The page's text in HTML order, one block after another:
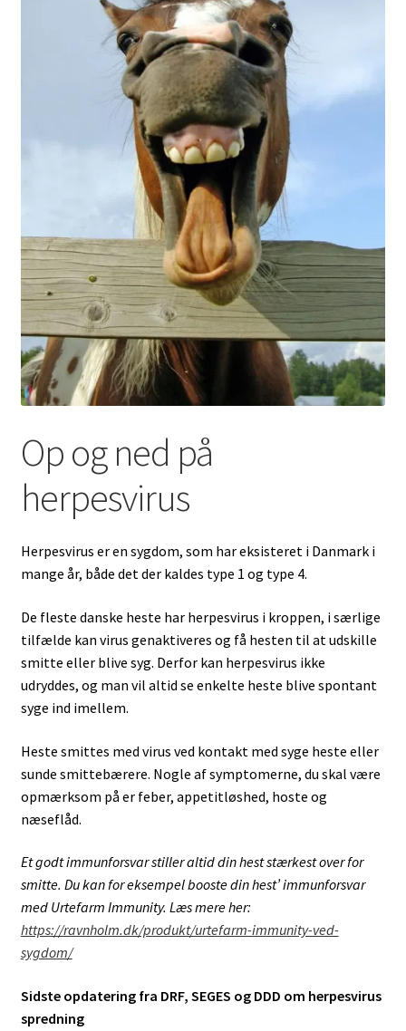
Op og ned på
herpesvirus
Herpesvirus er en sygdom, som har eksisteret i Danmark i
mange år, både det der kaldes type 1 og type 4.
De fleste danske heste har herpesvirus i kroppen, i særlige
tilfælde kan virus genaktiveres og få hesten til at udskille
smitte eller blive syg. Derfor kan herpesvirus ikke
udryddes, og man vil altid se enkelte heste blive spontant
syge ind imellem.
Heste smittes med virus ved kontakt med syge heste eller
sunde smittebærere. Nogle af symptomerne, du skal være
opmærksom på er feber, appetitløshed, hoste og
næseflåd.
Et godt immunforsvar stiller altid din hest stærkest over for
smitte. Du kan for eksempel booste din hest’ immunforsvar
med Urtefarm Immunity. Læs mere her:
https://ravnholm.dk/produkt/urtefarm-immunity-ved-
sygdom/
Sidste opdatering fra DRF, SEGES og DDD om herpesvirus
spredning